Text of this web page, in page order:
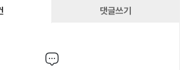
댓글쓰기